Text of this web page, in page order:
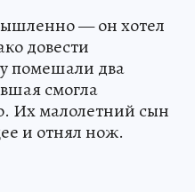
— он хотел
довести
помешали два
смогла
Их малолетний сын
и отнял нож.